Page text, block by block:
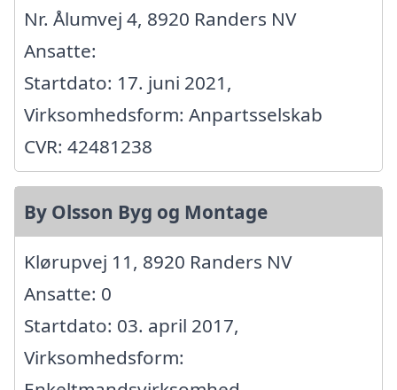
Nr. Ålumvej 4, 8920 Randers NV
Ansatte:
Startdato: 17. juni 2021,
Virksomhedsform: Anpartsselskab
CVR: 42481238
By Olsson Byg og Montage
Klørupvej 11, 8920 Randers NV
Ansatte: 0
Startdato: 03. april 2017,
Virksomhedsform: